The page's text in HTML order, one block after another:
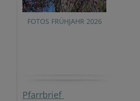
FOTOS FRÜHJAHR 2026
Pfarrbrief